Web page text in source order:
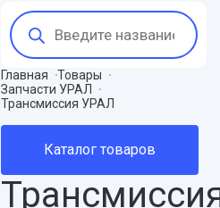
Поиск
товаров
Главная
Товары
Запчасти УРАЛ
Трансмиссия УРАЛ
Каталог товаров